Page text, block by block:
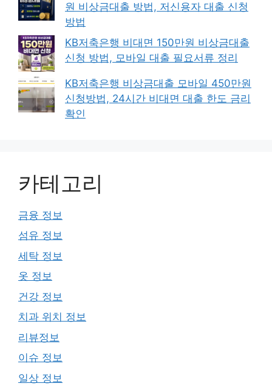
원 비상금대출 방법, 저신용자 대출 신청
방법
KB저축은행 비대면 150만원 비상금대출
신청 방법, 모바일 대출 필요서류 정리
KB저축은행 비상금대출 모바일 450만원
신청방법, 24시간 비대면 대출 한도 금리
확인
카테고리
금융 정보
섬유 정보
세탁 정보
옷 정보
건강 정보
치과 위치 정보
리뷰정보
이슈 정보
일상 정보